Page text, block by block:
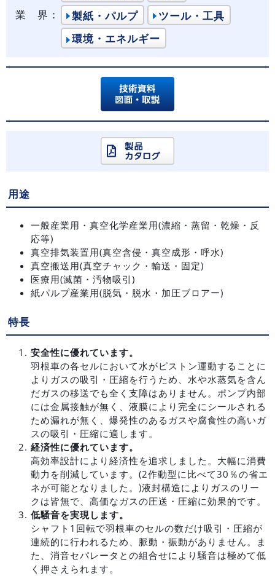
業 界：
製紙・パルプ
ツール・工具
環境・エネルギー
用途
一般産業用・真空化学産業用(濃縮・蒸留・乾燥・反
応等)
真空排気装置用(真空含侵・真空成形・呼水)
真空搬送用(真空チャック・輸送・固定)
医療用(滅菌・汚物吸引)
紙パルプ産業用(脱気・脱水・加圧ブロアー)
特長
安全性に優れています。
羽根車の各セルにおいて水がピストン運動することに
よりガスの吸引・圧縮を行うため、水や水蒸気を含ん
だガスの移送でも全く支障はありません。ポンプ内部
には金属接触が無く、液膜により完全にシールされる
ため漏れが無く、爆発性のあるガスや腐食性の高いガ
スの吸引・圧縮に適します。
経済性に優れています。
高効率設計により経済性を追求しました。大幅に消費
動力を削減しています。(2作動型に比べて30％の省エ
ネが可能となりました。)液封構造によりガスのリー
クは皆無で、高価なガスの圧送・圧縮に効果的です。
低騒音を実現します。
シャフト1回転で羽根車のセルの数だけ吸引・圧縮が
連続的に行われるため、脈動・振動がありません。ま
た、消音セパレータとの組合せにより騒音は極めて低
く押さえられます。